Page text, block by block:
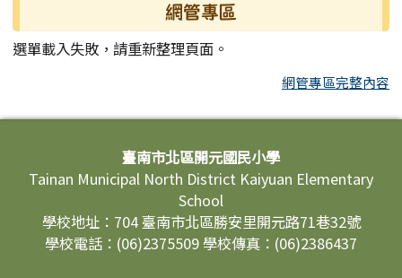
網管專區
選單載入失敗，請重新整理頁面。
網管專區完整內容
頁尾區域內容臺南市北區開元國民小學
Tainan Municipal North District Kaiyuan Elementary
School
學校地址：704 臺南市北區勝安里開元路71巷32號
學校電話：(06)2375509 學校傳真：(06)2386437